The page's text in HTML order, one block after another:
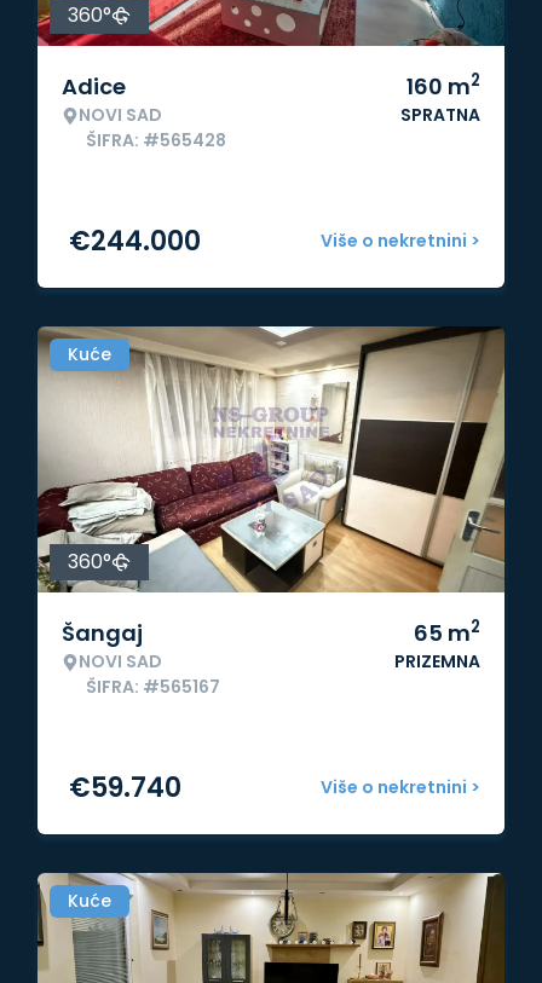
360°
Adice
NOVI SAD
ŠIFRA: #565428
160 m2
SPRATNA
Više o nekretnini >
€244.000
Kuće
360°
Šangaj
NOVI SAD
ŠIFRA: #565167
65 m2
PRIZEMNA
Više o nekretnini >
€59.740
Kuće